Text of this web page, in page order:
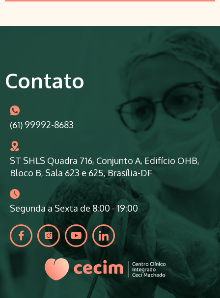
Contato
(61) 99992-8683
ST SHLS Quadra 716, Conjunto A, Edifício OHB,
Bloco B, Sala 623 e 625, Brasília-DF
Segunda a Sexta de 8:00 - 19:00